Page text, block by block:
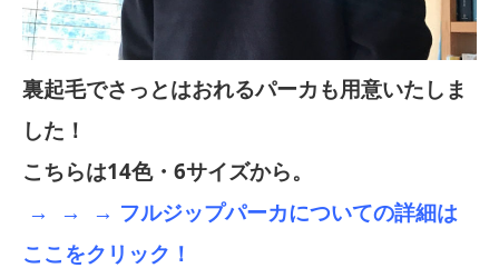
裏起毛でさっとはおれるパーカも用意いたしま
した！
こちらは14色・6サイズから。
→ → → フルジップパーカについての詳細は
ここをクリック！